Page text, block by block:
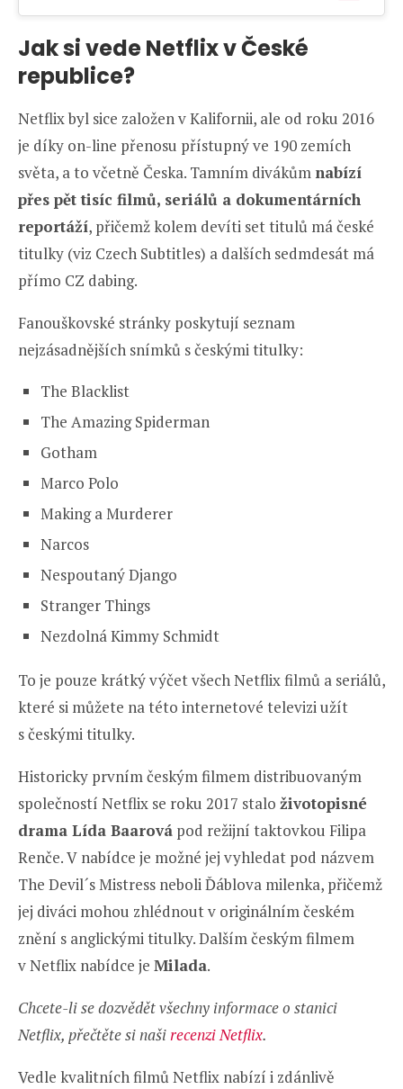
Jak si vede Netflix v České
republice?
Netflix byl sice založen v Kalifornii, ale od roku 2016
je díky on-line přenosu přístupný ve 190 zemích
světa, a to včetně Česka. Tamním divákům nabízí
přes pět tisíc filmů, seriálů a dokumentárních
reportáží, přičemž kolem devíti set titulů má české
titulky (viz Czech Subtitles) a dalších sedmdesát má
přímo CZ dabing.
Fanouškovské stránky poskytují seznam
nejzásadnějších snímků s českými titulky:
The Blacklist
The Amazing Spiderman
Gotham
Marco Polo
Making a Murderer
Narcos
Nespoutaný Django
Stranger Things
Nezdolná Kimmy Schmidt
To je pouze krátký výčet všech Netflix filmů a seriálů,
které si můžete na této internetové televizi užít
s českými titulky.
Historicky prvním českým filmem distribuovaným
společností Netflix se roku 2017 stalo životopisné
drama Lída Baarová pod režijní taktovkou Filipa
Renče. V nabídce je možné jej vyhledat pod názvem
The Devil´s Mistress neboli Ďáblova milenka, přičemž
jej diváci mohou zhlédnout v originálním českém
znění s anglickými titulky. Dalším českým filmem
v Netflix nabídce je Milada.
Chcete-li se dozvědět všechny informace o stanici
Netflix, přečtěte si naširecenzi Netflix.
Vedle kvalitních filmů Netflix nabízí i zdánlivě